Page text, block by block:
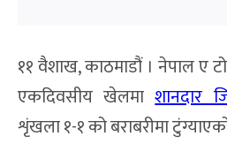
११ वैशाख, काठमाडौं । नेपाल ए
एकदिवसीय खेलमाशानदार
शृंखला १-१ को बराबरीमा